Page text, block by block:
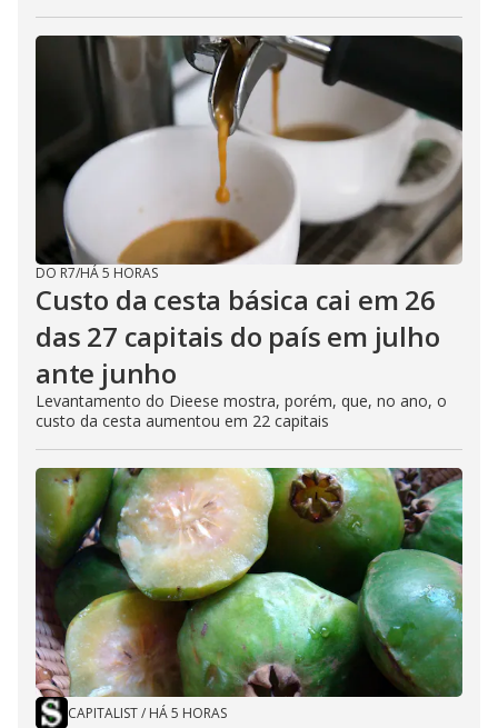
DO R7/HÁ 5 HORAS
Custo da cesta básica cai em 26
das 27 capitais do país em julho
ante junho
Levantamento do Dieese mostra, porém, que, no ano, o
custo da cesta aumentou em 22 capitais
CAPITALIST/ HÁ 5 HORAS